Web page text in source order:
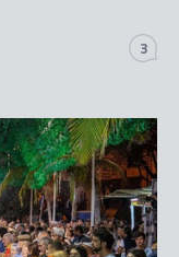
3